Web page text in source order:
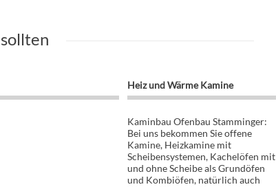
Heiz und Wärme Kamine
Kaminbau Ofenbau Stamminger:
Bei uns bekommen Sie offene
Kamine, Heizkamine mit
Scheibensystemen, Kachelöfen mit
und ohne Scheibe als Grundöfen
und Kombiöfen, natürlich auch